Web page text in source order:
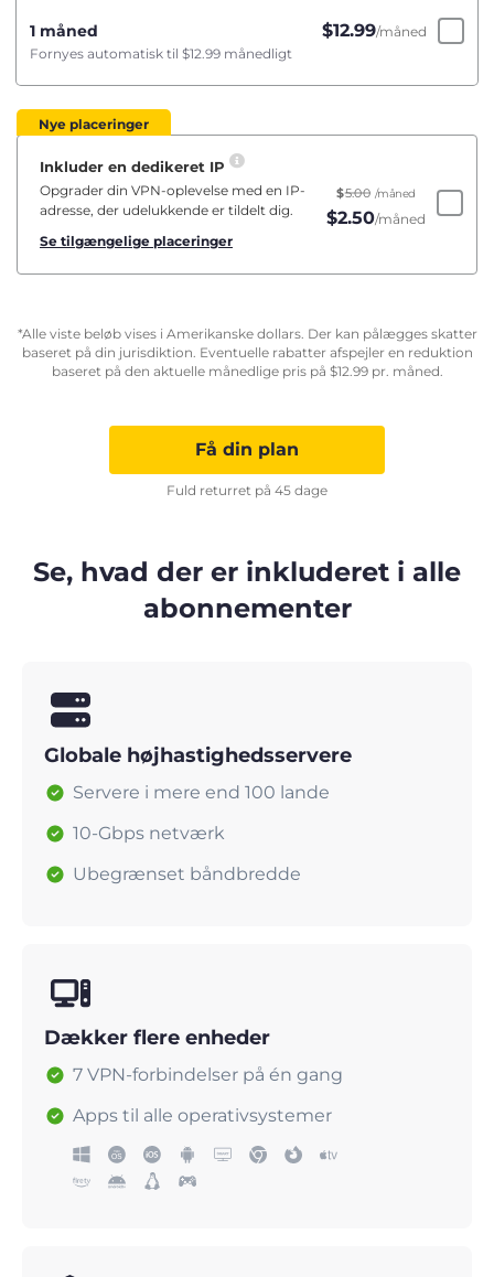
1 måned $12.99/måned
Fornyes automatisk til $12.99 månedligt
Nye placeringer
Inkluder en dedikeret IP
Opgrader din VPN-oplevelse med en IP-
adresse, der udelukkende er tildelt dig.
Se tilgængelige placeringer
$5.00 /måned
$2.50/måned
*Alle viste beløb vises i Amerikanske dollars. Der kan pålægges skatter
baseret på din jurisdiktion. Eventuelle rabatter afspejler en reduktion
baseret på den aktuelle månedlige pris på $12.99pr. måned.
Få din plan
Fuld returret på 45 dage
Se, hvad der er inkluderet i alle
abonnementer
Globale højhastighedsservere
Servere i mere end 100 lande
10-Gbps netværk
Ubegrænset båndbredde
Dækker flere enheder
7 VPN-forbindelser på én gang
Apps til alle operativsystemer